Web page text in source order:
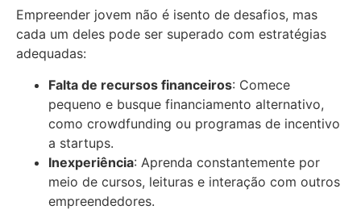
Empreender jovem não é isento de desafios, mas
cada um deles pode ser superado com estratégias
adequadas:
Falta de recursos financeiros: Comece
pequeno e busque financiamento alternativo,
como crowdfunding ou programas de incentivo
a startups.
Inexperiência: Aprenda constantemente por
meio de cursos, leituras e interação com outros
empreendedores.